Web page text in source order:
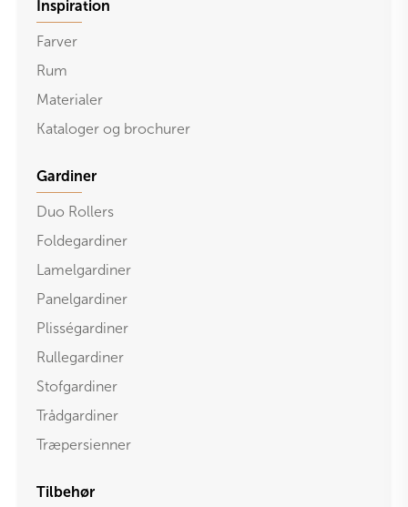
Inspiration
Farver
Rum
Materialer
Kataloger og brochurer
Gardiner
Duo Rollers
Foldegardiner
Lamelgardiner
Panelgardiner
Plisségardiner
Rullegardiner
Stofgardiner
Trådgardiner
Træpersienner
Tilbehør